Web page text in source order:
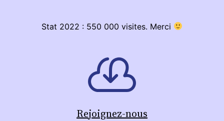
Stat 2022 : 550 000 visites. Merci
Rejoignez-nous